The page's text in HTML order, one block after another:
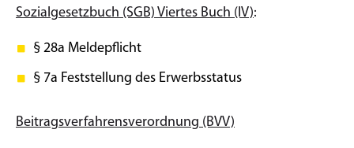
Sozialgesetzbuch (SGB) Viertes Buch (IV):
§ 28a Meldepflicht
§ 7a Feststellung des Erwerbsstatus
Beitragsverfahrensverordnung (BVV)